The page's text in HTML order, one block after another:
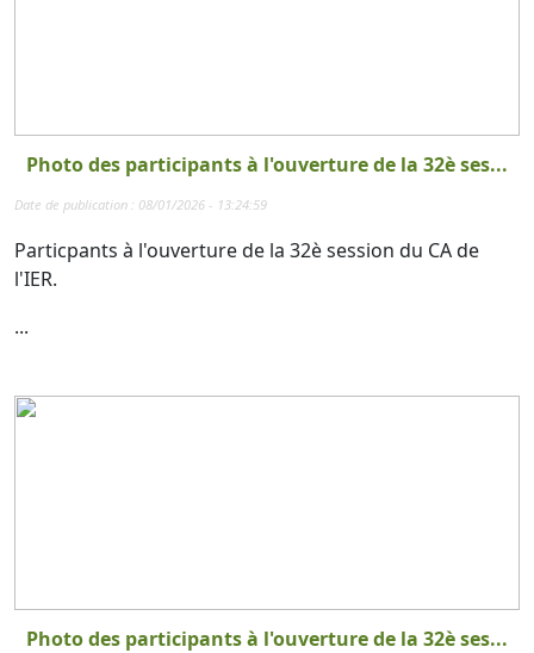
Photo des participants à l'ouverture de la 32è ses...
Date de publication : 08/01/2026 - 13:24:59
Particpants à l'ouverture de la 32è session du CA de
l'IER.
...
Photo des participants à l'ouverture de la 32è ses...